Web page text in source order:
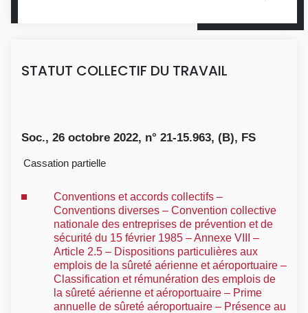
STATUT COLLECTIF DU TRAVAIL
Soc., 26 octobre 2022, n° 21-15.963, (B), FS
Cassation partielle
Conventions et accords collectifs –
Conventions diverses – Convention collective
nationale des entreprises de prévention et de
sécurité du 15 février 1985 – Annexe VIII –
Article 2.5 – Dispositions particulières aux
emplois de la sûreté aérienne et aéroportuaire –
Classification et rémunération des emplois de
la sûreté aérienne et aéroportuaire – Prime
annuelle de sûreté aéroportuaire – Présence au